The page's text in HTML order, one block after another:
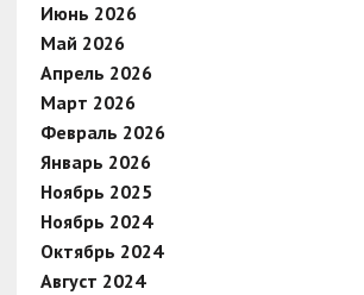
Июнь 2026
Май 2026
Апрель 2026
Март 2026
Февраль 2026
Январь 2026
Ноябрь 2025
Ноябрь 2024
Октябрь 2024
Август 2024